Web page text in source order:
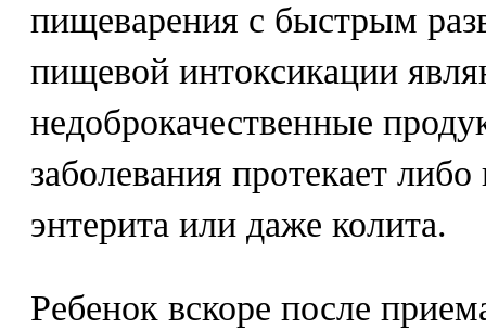
пищеварения с быстрым
пищевой интоксикации
недоброкачественные
заболевания протекает
энтерита или даже колита.
Ребенок вскоре после